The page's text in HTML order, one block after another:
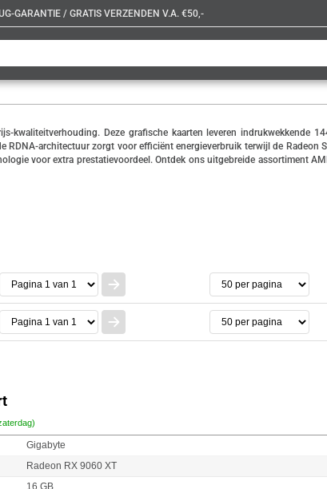
GARANTIE / GRATIS VERZENDEN V.A. €50,-
Gigabyte
Radeon RX 9060 XT
16 GB
Deze grafische kaarten leveren indrukwekkende
architectuur zorgt voor efficiënt energieverbruik terwijl de Radeon
voor extra prestatievoordeel. Ontdek ons uitgebreide assortiment